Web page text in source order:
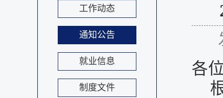
工作动态
通知公告
就业信息
制度文件
各